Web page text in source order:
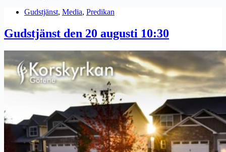
Gudstjänst, Media, Predikan
Gudstjänst den 20 augusti 10:30